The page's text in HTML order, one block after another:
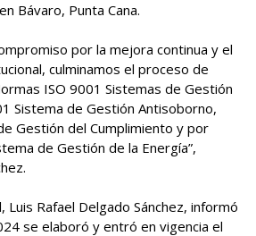
Bávaro, Punta Cana.
por la mejora continua y el
culminamos el proceso de
ISO 9001 Sistemas de Gestión
Sistema de Gestión Antisoborno,
Gestión del Cumplimiento y por
de Gestión de la Energía”,
Luis Rafael Delgado Sánchez, informó
se elaboró y entró en vigencia el